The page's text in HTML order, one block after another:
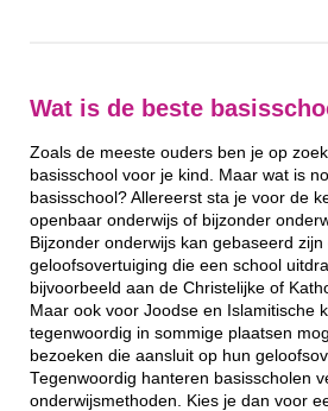
Wat is de beste
Zoals de meeste ouders ben je op
basisschool voor je kind. Maar wat is
basisschool? Allereerst sta je voor de
openbaar onderwijs of bijzonder
Bijzonder onderwijs kan gebaseerd zijn
geloofsovertuiging die een school
bijvoorbeeld aan de Christelijke of
Maar ook voor Joodse en Islamitische
tegenwoordig in sommige plaatsen
bezoeken die aansluit op hun
Tegenwoordig hanteren basisscholen
onderwijsmethoden. Kies je dan voor